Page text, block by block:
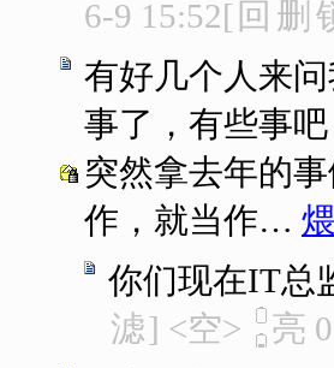
6-9 15:52[ 回 删
有好几个人来
事了，有些事
突然拿去年的
作，就当作…
你们现在IT总
滤] <空> 亮 0